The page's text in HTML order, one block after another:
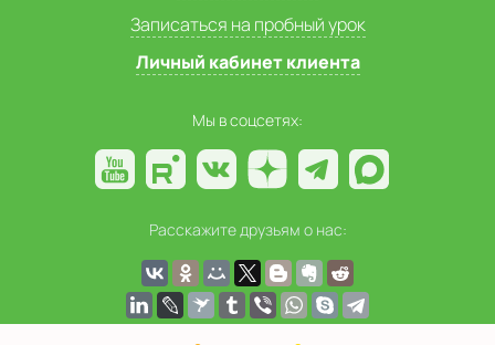
Записаться на пробный урок
Личный кабинет клиента
Мы в соцсетях:
Расскажите друзьям о нас: